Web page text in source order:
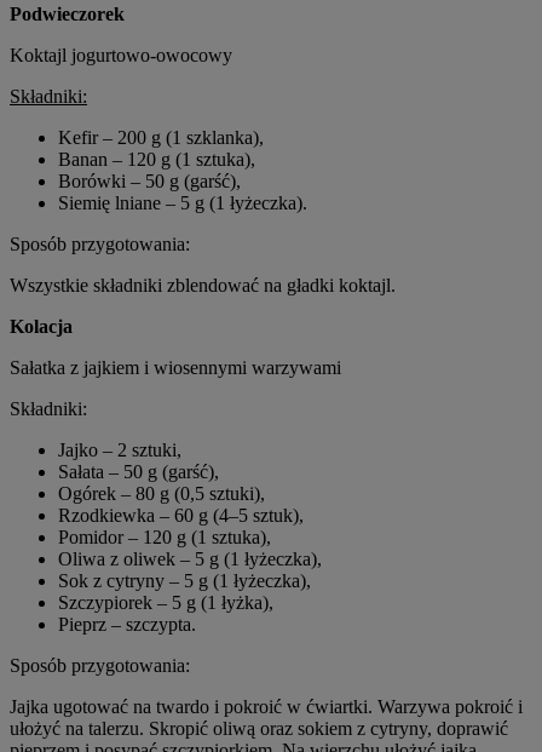
Podwieczorek
Koktajl jogurtowo-owocowy
Składniki:
Kefir – 200 g (1 szklanka),
Banan – 120 g (1 sztuka),
Borówki – 50 g (garść),
Siemię lniane – 5 g (1 łyżeczka).
Sposób przygotowania:
Wszystkie składniki zblendować na gładki koktajl.
Kolacja
Sałatka z jajkiem i wiosennymi warzywami
Składniki:
Jajko – 2 sztuki,
Sałata – 50 g (garść),
Ogórek – 80 g (0,5 sztuki),
Rzodkiewka – 60 g (4–5 sztuk),
Pomidor – 120 g (1 sztuka),
Oliwa z oliwek – 5 g (1 łyżeczka),
Sok z cytryny – 5 g (1 łyżeczka),
Szczypiorek – 5 g (1 łyżka),
Pieprz – szczypta.
Sposób przygotowania:
Jajka ugotować na twardo i pokroić w ćwiartki. Warzywa pokroić i
ułożyć na talerzu. Skropić oliwą oraz sokiem z cytryny, doprawić